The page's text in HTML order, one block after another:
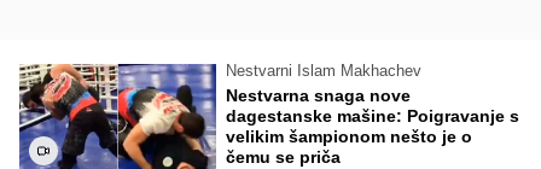
Nestvarni Islam Makhachev
Nestvarna snaga nove
dagestanske mašine: Poigravanje s
velikim šampionom nešto je o
čemu se priča